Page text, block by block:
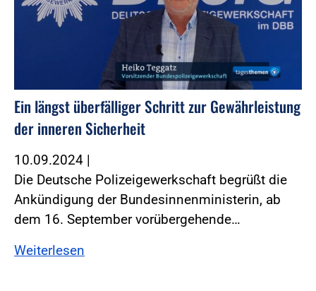
Ein längst überfälliger Schritt zur Gewährleistung
der inneren Sicherheit
10.09.2024 |
Die Deutsche Polizeigewerkschaft begrüßt die
Ankündigung der Bundesinnenministerin, ab
dem 16. September vorübergehende…
Weiterlesen